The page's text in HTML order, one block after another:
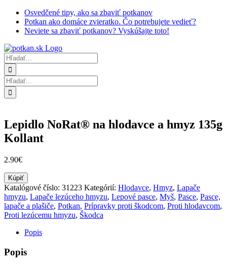
Skip
content
Osvedčené tipy, ako sa zbaviť potkanov
Potkan ako domáce zvieratko. Čo potrebujete vedieť?
Neviete sa zbaviť potkanov? Vyskúšajte toto!
Hľadať:
Hľadať:
Lepidlo NoRat® na hlodavce a hmyz 135g
Kollant
2.90€
Kúpiť
Katalógové číslo: 31223 Kategórií: Hlodavce, Hmyz, Lapače
hmyzu, Lapače lezúceho hmyzu, Lepové pasce, Myš, Pasce, Pasce,
lapače a plašiče, Potkan, Prípravky proti škodcom, Proti hlodavcom,
Proti lezúcemu hmyzu, Škodca
Popis
Popis